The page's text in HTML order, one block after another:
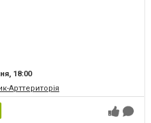
18:00
Арттериторія